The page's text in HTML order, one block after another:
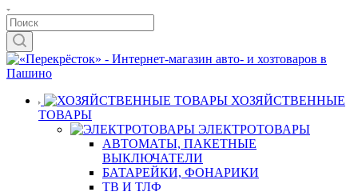
ХОЗЯЙСТВЕННЫЕ
ТОВАРЫ
ЭЛЕКТРОТОВАРЫ
АВТОМАТЫ, ПАКЕТНЫЕ
ВЫКЛЮЧАТЕЛИ
БАТАРЕЙКИ, ФОНАРИКИ
ТВ И ТЛФ